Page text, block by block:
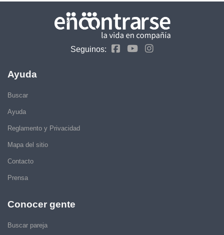
Seguinos:
Ayuda
Buscar
Ayuda
Reglamento y Privacidad
Mapa del sitio
Contacto
Prensa
Conocer gente
Buscar pareja